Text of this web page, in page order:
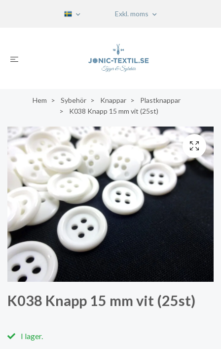
Exkl. moms
Hem Sybehör Knappar
Plastknappar
K038 Knapp 15 mm vit (25st)
K038 Knapp 15 mm vit (25st)
I lager.